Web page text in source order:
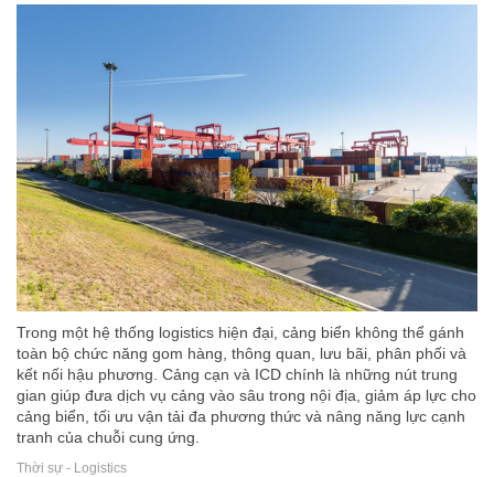
Trong một hệ thống logistics hiện đại, cảng biển không thể gánh
toàn bộ chức năng gom hàng, thông quan, lưu bãi, phân phối và
kết nối hậu phương. Cảng cạn và ICD chính là những nút trung
gian giúp đưa dịch vụ cảng vào sâu trong nội địa, giảm áp lực cho
cảng biển, tối ưu vận tải đa phương thức và nâng năng lực cạnh
tranh của chuỗi cung ứng.
Thời sự - Logistics